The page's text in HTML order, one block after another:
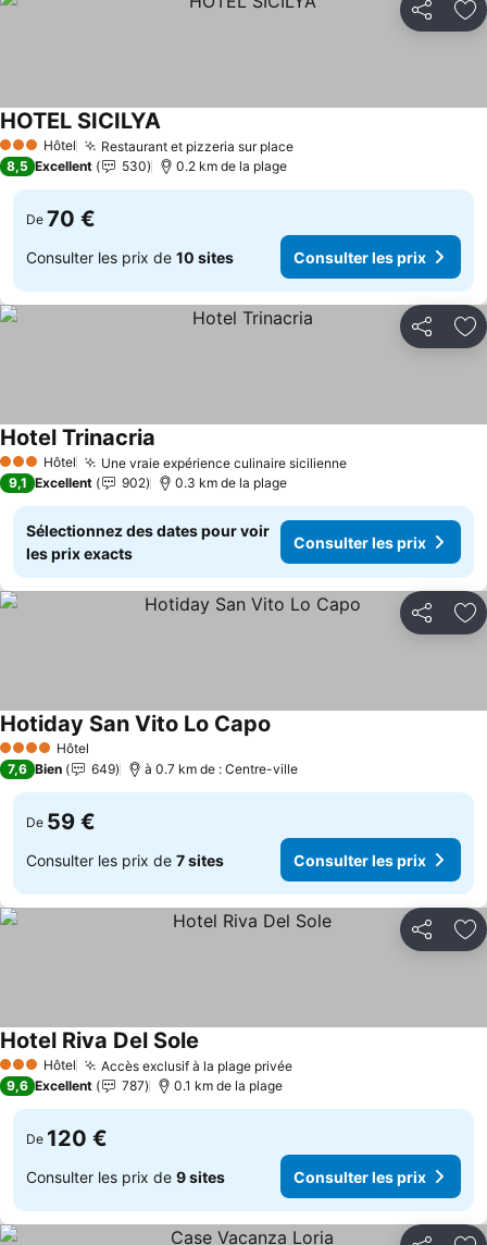
Partager
3 ÉtoilesHôtel Restaurant et pizzeria sur placeConsulter les prix
HOTEL SICILYAConsulter les prix
8,5 Excellent 530 0.2 km de la plage
De 70 €
Consulter les prix de 10 sites Consulter les prix
Partager
3 ÉtoilesHôtel Une vraie expérience culinaire sicilienneConsulter les
Hotel Trinacria
9,1 Excellent 902 0.3 km de la plage
Sélectionnez des dates pour voir
les prix exacts
Consulter les prix
Partager
4 Étoiles Hôtel
Hotiday San Vito Lo Capo
7,6 Bien 649 à 0.7 km de : Centre-ville
De 59 €
Consulter les prix de 7 sites Consulter les prix
Partager
3 ÉtoilesHôtel Accès exclusif à la plage privéeConsulter les prix
Hotel Riva Del Sole
9,6 Excellent 787 0.1 km de la plage
De 120 €
Consulter les prix de 9 sites Consulter les prix